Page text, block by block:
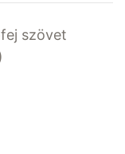
szövet